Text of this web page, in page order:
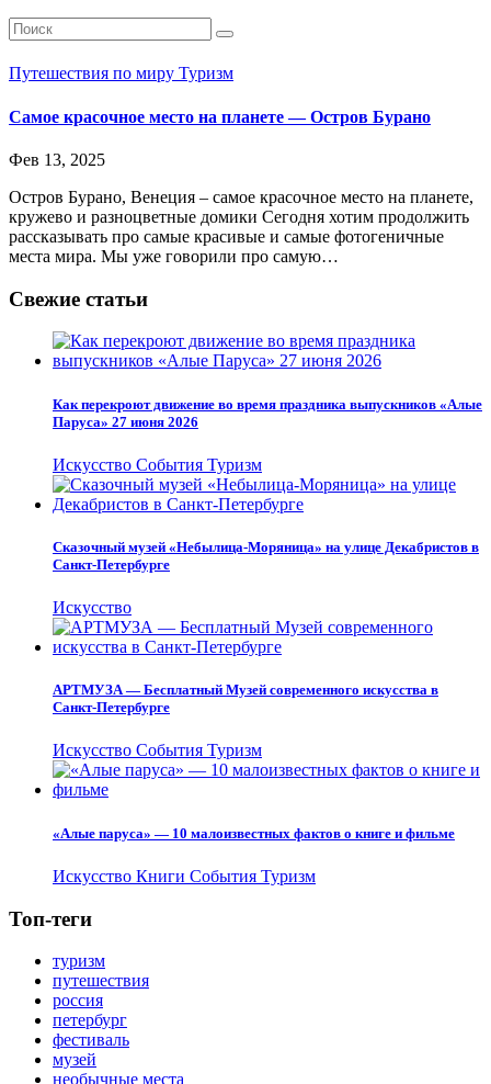
Путешествия по миру Туризм
Самое красочное место на планете — Остров Бурано
Фев 13, 2025
Остров Бурано, Венеция – самое красочное место на планете,
кружево и разноцветные домики Сегодня хотим продолжить
рассказывать про самые красивые и самые фотогеничные
места мира. Мы уже говорили про самую…
Свежие статьи
Как перекроют движение во время праздника выпускников «Алые
Паруса» 27 июня 2026
Искусство События Туризм
Сказочный музей «Небылица-Моряница» на улице Декабристов в
Санкт-Петербурге
Искусство
АРТМУЗА — Бесплатный Музей современного искусства в
Санкт-Петербурге
Искусство События Туризм
«Алые паруса» — 10 малоизвестных фактов о книге и фильме
Искусство Книги События Туризм
Топ-теги
туризм
путешествия
россия
петербург
фестиваль
музей
необычные места